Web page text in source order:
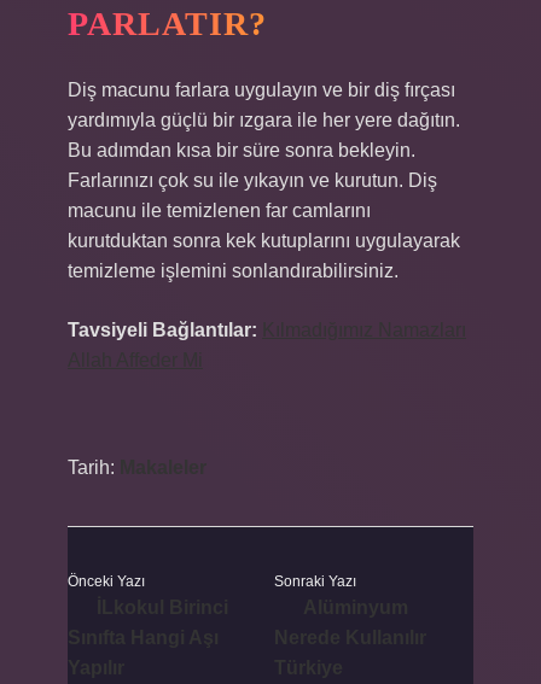
PARLATIR?
Diş macunu farlara uygulayın ve bir diş fırçası
yardımıyla güçlü bir ızgara ile her yere dağıtın.
Bu adımdan kısa bir süre sonra bekleyin.
Farlarınızı çok su ile yıkayın ve kurutun. Diş
macunu ile temizlenen far camlarını
kurutduktan sonra kek kutuplarını uygulayarak
temizleme işlemini sonlandırabilirsiniz.
Tavsiyeli Bağlantılar:
Tarih:
Önceki Yazı Sonraki Yazı